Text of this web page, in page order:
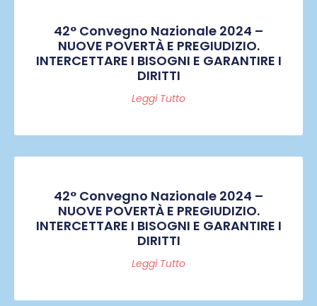
42° Convegno Nazionale 2024 –
NUOVE POVERTÀ E PREGIUDIZIO.
INTERCETTARE I BISOGNI E GARANTIRE I
DIRITTI
Leggi Tutto
42° Convegno Nazionale 2024 –
NUOVE POVERTÀ E PREGIUDIZIO.
INTERCETTARE I BISOGNI E GARANTIRE I
DIRITTI
Leggi Tutto